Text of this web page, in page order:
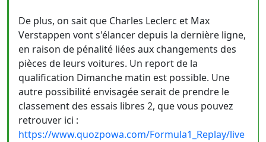
De plus, on sait que Charles Leclerc et Max
Verstappen vont s'élancer depuis la dernière ligne,
en raison de pénalité liées aux changements des
pièces de leurs voitures. Un report de la
qualification Dimanche matin est possible. Une
autre possibilité envisagée serait de prendre le
classement des essais libres 2, que vous pouvez
retrouver ici :
https://www.quozpowa.com/Formula1_Replay/live